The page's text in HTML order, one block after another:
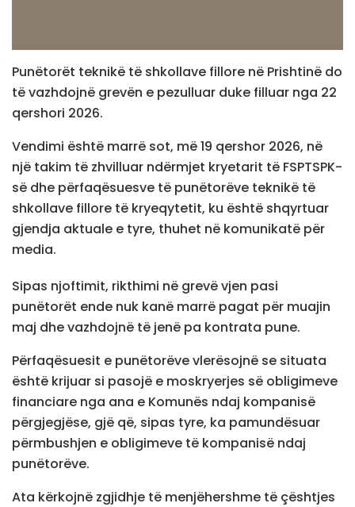
Punëtorët teknikë të shkollave fillore në Prishtinë do
të vazhdojnë grevën e pezulluar duke filluar nga 22
qershori 2026.
Vendimi është marrë sot, më 19 qershor 2026, në
një takim të zhvilluar ndërmjet kryetarit të FSPTSPK-
së dhe përfaqësuesve të punëtorëve teknikë të
shkollave fillore të kryeqytetit, ku është shqyrtuar
gjendja aktuale e tyre, thuhet në komunikatë për
media.
Sipas njoftimit, rikthimi në grevë vjen pasi
punëtorët ende nuk kanë marrë pagat për muajin
maj dhe vazhdojnë të jenë pa kontrata pune.
Përfaqësuesit e punëtorëve vlerësojnë se situata
është krijuar si pasojë e moskryerjes së obligimeve
financiare nga ana e Komunës ndaj kompanisë
përgjegjëse, gjë që, sipas tyre, ka pamundësuar
përmbushjen e obligimeve të kompanisë ndaj
punëtorëve.
Ata kërkojnë zgjidhje të menjëhershme të çështjes